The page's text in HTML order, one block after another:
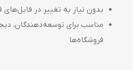
بدون نیاز به تغییر در فایل‌های
مناسب برای توسعه‌دهندگان،
فروشگاه‌ها